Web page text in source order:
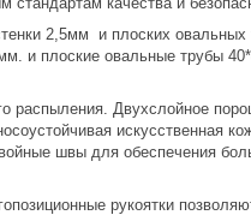
2,5мм и плоских овальных
и плоские овальные трубы
распыления. Двухслойное
искусственная
швы для обеспечения
рукоятки